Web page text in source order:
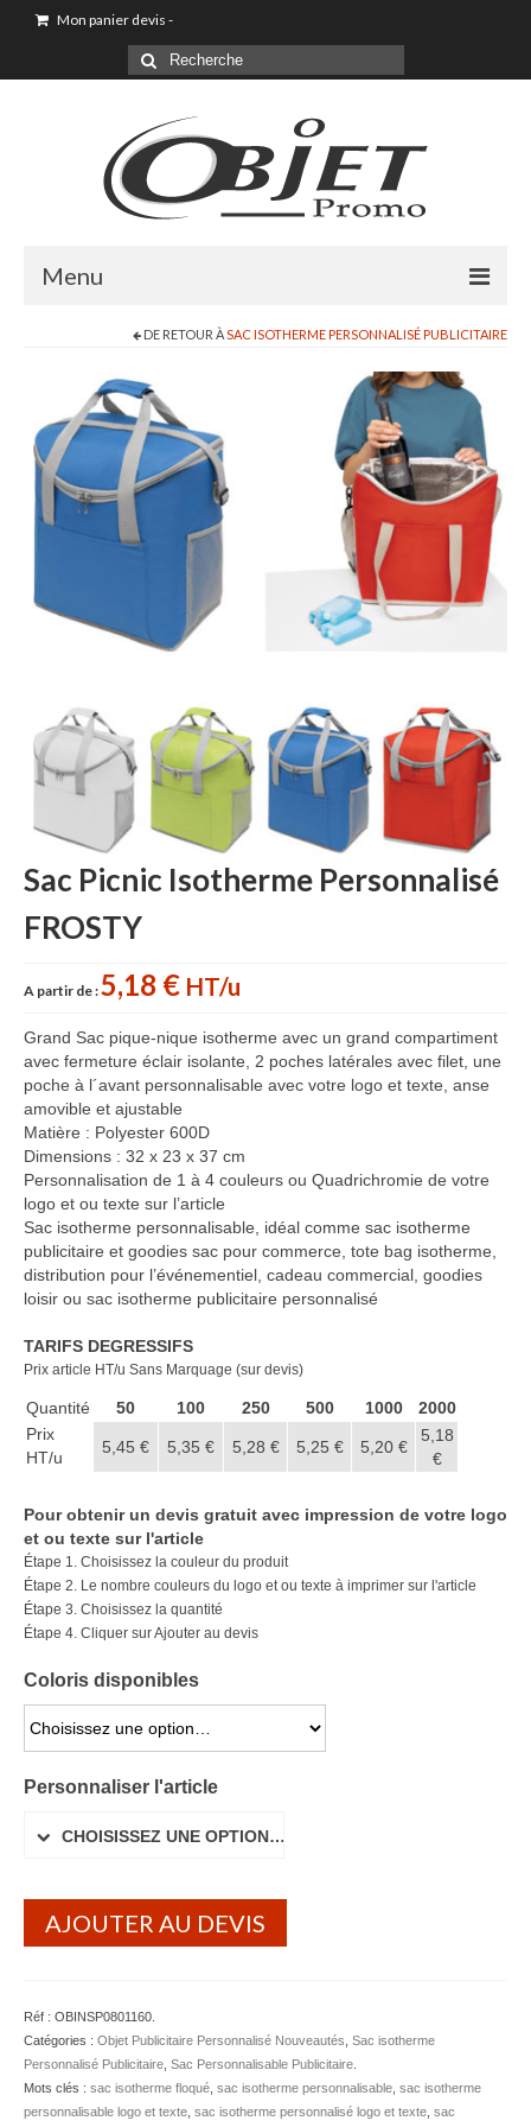
Mon panier devis -
Menu
Sac shopping
Sacoche
Sac à dos
Sac sport
Bagages
Contact
DE RETOUR ÀSAC ISOTHERME PERSONNALISÉ PUBLICITAIRE
Sac Picnic Isotherme Personnalisé
FROSTY
A partir de :5,18 € HT/u
Grand Sac pique-nique isotherme avec un grand compartiment
avec fermeture éclair isolante, 2 poches latérales avec filet, une
poche à l´avant personnalisable avec votre logo et texte, anse
amovible et ajustable
Matière : Polyester 600D
Dimensions : 32 x 23 x 37 cm
Personnalisation de 1 à 4 couleurs ou Quadrichromie de votre
logo et ou texte sur l’article
Sac isotherme personnalisable, idéal comme sac isotherme
publicitaire et goodies sac pour commerce, tote bag isotherme,
distribution pour l’événementiel, cadeau commercial, goodies
loisir ou sac isotherme publicitaire personnalisé
TARIFS DEGRESSIFS
Prix article HT/u Sans Marquage (sur devis)
Quantité 50 100 250 500 1000
2000
Prix
HT/u
5,45 € 5,35 € 5,28 € 5,25 € 5,20 €
5,18
€
Pour obtenir un devis gratuit avec impression de votre logo
et ou texte sur l'article
Étape 1. Choisissez la couleur du produit
Étape 2. Le nombre couleurs du logo et ou texte à imprimer sur l'article
Étape 3. Choisissez la quantité
Étape 4. Cliquer sur Ajouter au devis
Coloris disponibles
CHOISISSEZ UNE OPTION…
Personnaliser l'article
CHOISISSEZ UNE OPTION…
AJOUTER AU DEVIS
Réf : OBINSP0801160
Catégories : Objet Publicitaire Personnalisé Nouveautés Sac isotherme
Personnalisé Publicitaire Sac Personnalisable Publicitaire
Mots clés : sac isotherme floqué sac isotherme personnalisable sac isotherme
personnalisable logo et texte sac isotherme personnalisé logo et texte sac